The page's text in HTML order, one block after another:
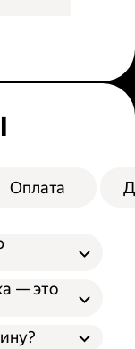
Оплата
— это